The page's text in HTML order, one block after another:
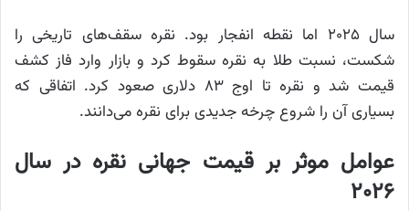
سال ۲۰۲۵ اما نقطه انفجار بود. نقره سقف‌های تاریخی را
شکست، نسبت طلا به نقره سقوط کرد و بازار وارد فاز کشف
قیمت شد و نقره تا اوج ۸۳ دلاری صعود کرد. اتفاقی که
بسیاری آن را شروع چرخه جدیدی برای نقره می‌دانند.
عوامل موثر بر قیمت جهانی نقره در سال
۲۰۲۶